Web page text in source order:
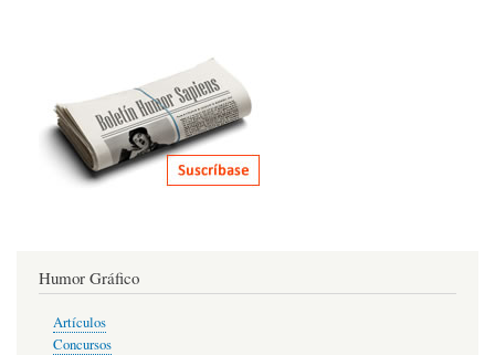
Humor Gráfico
Artículos
Concursos